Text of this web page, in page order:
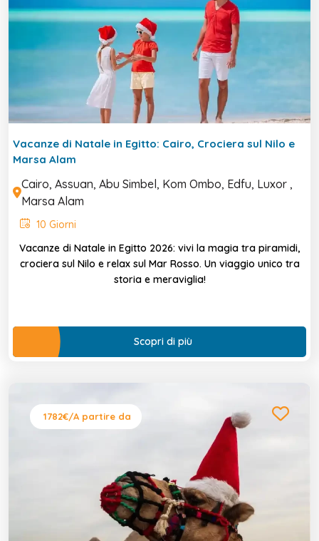
Vacanze di Natale in Egitto: Cairo, Crociera sul Nilo e
Marsa Alam
Cairo, Assuan, Abu Simbel, Kom Ombo, Edfu, Luxor ,
Marsa Alam
10 Giorni
Vacanze di Natale in Egitto 2026: vivi la magia tra piramidi,
crociera sul Nilo e relax sul Mar Rosso. Un viaggio unico tra
storia e meraviglia!
Scopri di più
1782€/A partire da